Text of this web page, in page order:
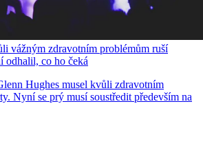
vážným zdravotním problémům ruší
odhalil, co ho čeká
Hughes musel kvůli zdravotním
Nyní se prý musí soustředit především na